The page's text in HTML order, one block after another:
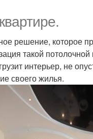
решение, которое
такой
интерьер, не
своего жилья.